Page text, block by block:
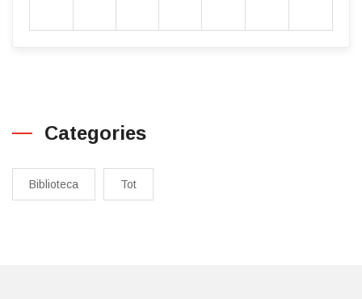
Categories
Biblioteca Tot